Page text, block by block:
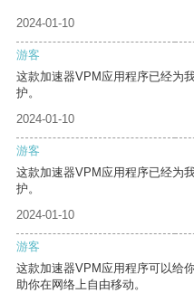
2024-01-10
游客
这款加速器VPM应用程序已经为
护。
2024-01-10
游客
这款加速器VPM应用程序已经为
护。
2024-01-10
游客
这款加速器VPM应用程序可以给
助你在网络上自由移动。